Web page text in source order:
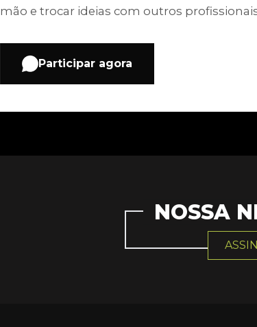
mão e trocar ideias com outros
Participar agora
NOSSA